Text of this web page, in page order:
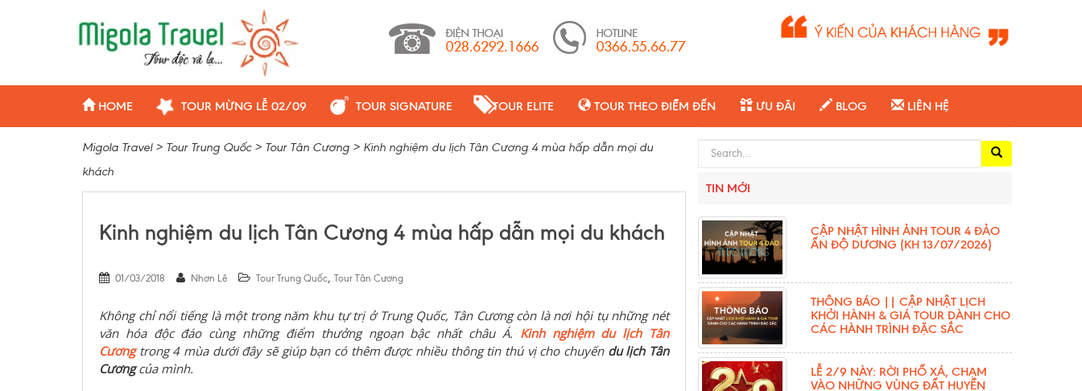
HOME TOUR MỪNG LỄ 02/09 TOUR SIGNATURE TOUR ELITE TOUR THEO ĐIỂM ĐẾN ƯU ĐÃI BLOG LIÊN HỆ
Migola Travel> Tour Trung Quốc> Tour Tân Cương > Kinh nghiệm du lịch Tân Cương 4 mùa hấp dẫn mọi du
khách
Kinh nghiệm du lịch Tân Cương 4 mùa hấp dẫn mọi du khách
01/03/2018 Nhơn Lê Tour Trung Quốc, Tour Tân Cương
Không chỉ nổi tiếng là một trong năm khu tự trị ở Trung Quốc, Tân Cương còn là nơi hội tụ những nét
văn hóa độc đáo cùng những điểm thưởng ngoạn bậc nhất châu Á. Kinh nghiệm du lịch Tân
Cươngtrong 4 mùa dưới đây sẽ giúp bạn có thêm được nhiều thông tin thú vị cho chuyến du lịch Tân
Cươngcủa mình.
Search for:
TIN MỚI
CẬP NHẬT HÌNH ẢNH TOUR 4 ĐẢO
ẤN ĐỘ DƯƠNG (KH 13/07/2026)
THÔNG BÁO || CẬP NHẬT LỊCH
KHỞI HÀNH & GIÁ TOUR DÀNH CHO
CÁC HÀNH TRÌNH ĐẶC SẮC
LỄ 2/9 NÀY: RỜI PHỐ XÁ, CHẠM
VÀO NHỮNG VÙNG ĐẤT HUYỀN